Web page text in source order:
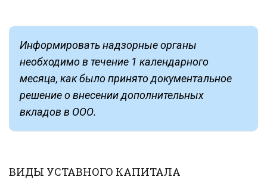
Информировать надзорные органы
необходимо в течение 1 календарного
месяца, как было принято документальное
решение о внесении дополнительных
вкладов в ООО.
ВИДЫ УСТАВНОГО КАПИТАЛА